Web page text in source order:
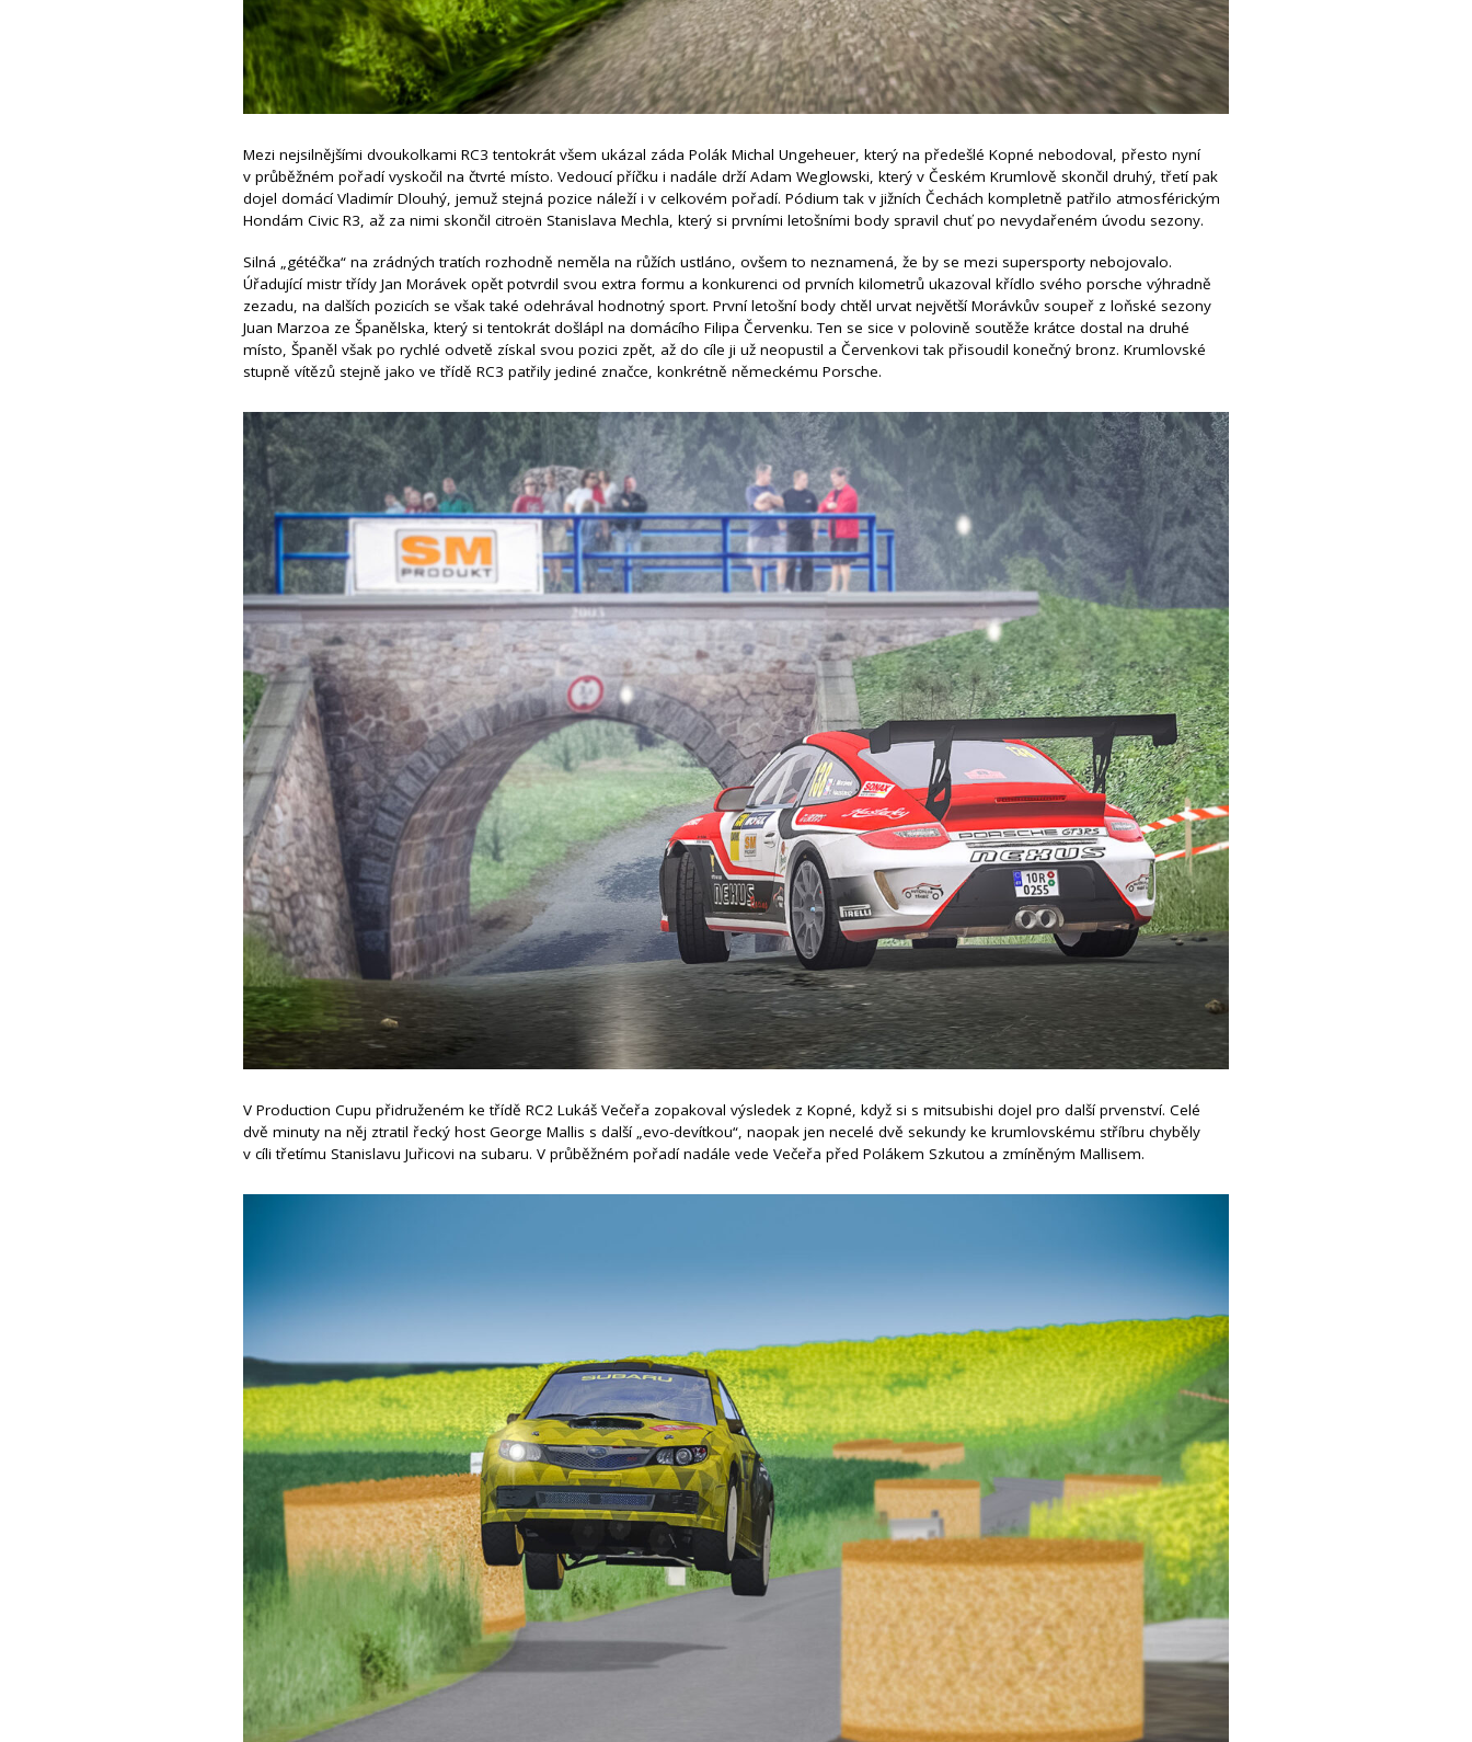
Mezi nejsilnějšími dvoukolkami RC3 tentokrát všem ukázal záda Polák Michal Ungeheuer, který na předešlé Kopné nebodoval, přesto nyní
v průběžném pořadí vyskočil na čtvrté místo. Vedoucí příčku i nadále drží Adam Weglowski, který v Českém Krumlově skončil druhý, třetí pak
dojel domácí Vladimír Dlouhý, jemuž stejná pozice náleží i v celkovém pořadí. Pódium tak v jižních Čechách kompletně patřilo atmosférickým
Hondám Civic R3, až za nimi skončil citroën Stanislava Mechla, který si prvními letošními body spravil chuť po nevydařeném úvodu sezony.
Silná „gétéčka“ na zrádných tratích rozhodně neměla na růžích ustláno, ovšem to neznamená, že by se mezi supersporty nebojovalo.
Úřadující mistr třídy Jan Morávek opět potvrdil svou extra formu a konkurenci od prvních kilometrů ukazoval křídlo svého porsche výhradně
zezadu, na dalších pozicích se však také odehrával hodnotný sport. První letošní body chtěl urvat největší Morávkův soupeř z loňské sezony
Juan Marzoa ze Španělska, který si tentokrát došlápl na domácího Filipa Červenku. Ten se sice v polovině soutěže krátce dostal na druhé
místo, Španěl však po rychlé odvetě získal svou pozici zpět, až do cíle ji už neopustil a Červenkovi tak přisoudil konečný bronz. Krumlovské
stupně vítězů stejně jako ve třídě RC3 patřily jediné značce, konkrétně německému Porsche.
V Production Cupu přidruženém ke třídě RC2 Lukáš Večeřa zopakoval výsledek z Kopné, když si s mitsubishi dojel pro další prvenství. Celé
dvě minuty na něj ztratil řecký host George Mallis s další „evo-devítkou“, naopak jen necelé dvě sekundy ke krumlovskému stříbru chyběly
v cíli třetímu Stanislavu Juřicovi na subaru. V průběžném pořadí nadále vede Večeřa před Polákem Szkutou a zmíněným Mallisem.